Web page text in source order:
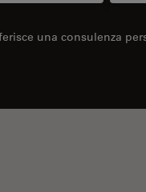
una consulenza